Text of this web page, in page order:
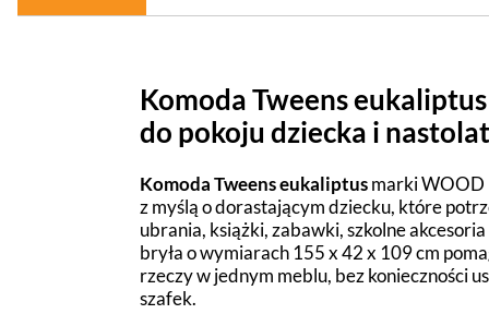
Komoda Tweens
do pokoju dziecka i
Komoda Tweens eukaliptusmarki WOOD
z myślą o dorastającym dziecku, które
ubrania, książki, zabawki, szkolne
bryła o wymiarach 155 x 42 x 109 cm
rzeczy w jednym meblu, bez konieczności
szafek.